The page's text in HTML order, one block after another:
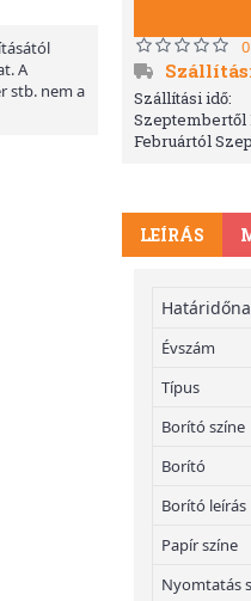
A
stb. nem a
Szállítási idő:
Szeptembertől
Februártól
LEÍRÁS
Évszám
Típus
Borító színe
Borító
Borító leírás
Papír színe
Nyomtatás